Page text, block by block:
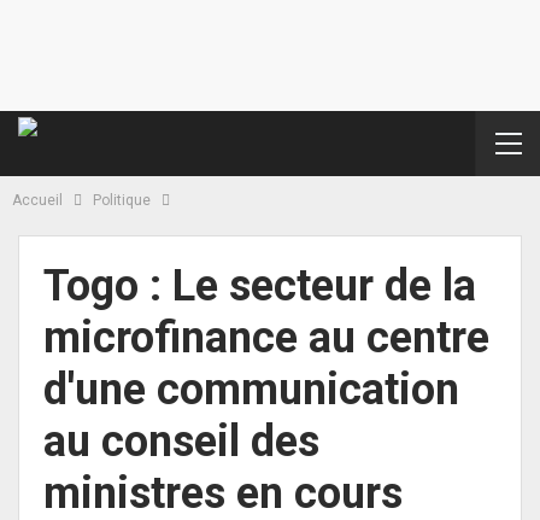
Accueil Politique
Togo : Le secteur de la
microfinance au centre
d'une communication
au conseil des
ministres en cours